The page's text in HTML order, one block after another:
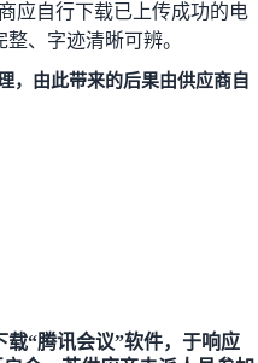
应自行下载已上传成功的电
、字迹清晰可辨。
，由此带来的后果由供应商自
“腾讯会议”软件，于响应